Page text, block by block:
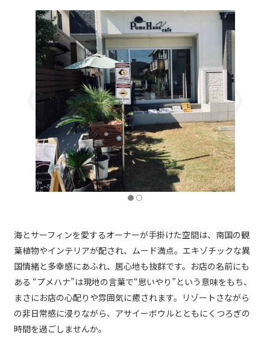
海とサーフィンを愛するオーナーが手掛けた空間は、南国の観
葉植物やインテリアが配され、ムード満点。エキゾチックな異
国情緒と多幸感にあふれ、居心地も抜群です。お店の名前にも
ある “プメハナ”は現地の言葉で“思いやり”という意味をもち、
まさにお店の心配りや雰囲気に癒されます。リゾートさながら
の非日常感に浸りながら、アサイーボウルとともにくつろぎの
時間を過ごしませんか。